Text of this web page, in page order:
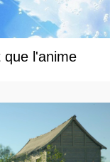
que l'anime